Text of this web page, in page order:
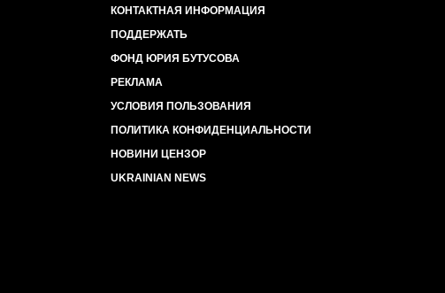
КОНТАКТНАЯ ИНФОРМАЦИЯ
ПОДДЕРЖАТЬ
ФОНД ЮРИЯ БУТУСОВА
РЕКЛАМА
УСЛОВИЯ ПОЛЬЗОВАНИЯ
ПОЛИТИКА КОНФИДЕНЦИАЛЬНОСТИ
НОВИНИ ЦЕНЗОР
UKRAINIAN NEWS